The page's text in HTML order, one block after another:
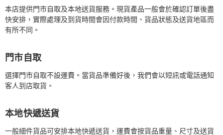
本店提供門市自取及本地送貨服務。現貨產品一般會於確認訂單後盡
快安排，實際處理及到貨時間會因付款時間、貨品狀態及送貨地區而
有所不同。
門市自取
選擇門市自取不設運費。當貨品準備好後，我們會以短訊或電話通知
客人到店取貨。
本地快遞送貨
一般細件貨品可安排本地快遞送貨，運費會按貨品重量、尺寸及送貨